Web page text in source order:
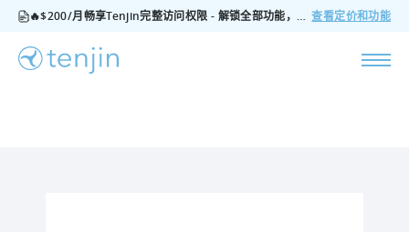
🔥$200/月畅享Tenjin完整访问权限 - 解锁全部功能，无隐藏费用，随时可取消 查看定价和功能